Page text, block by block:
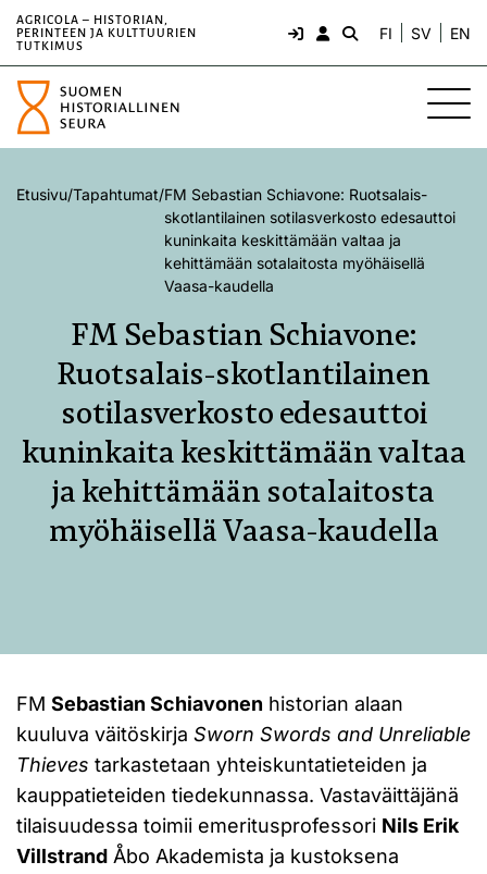
AGRICOLA – HISTORIAN,
PERINTEEN JA KULTTUURIEN
TUTKIMUS
FI SV EN
Etusivu/Tapahtumat/FM Sebastian Schiavone: Ruotsalais-​
skotlantilainen sotilasverkosto edesauttoi
kuninkaita keskittämään valtaa ja
kehittämään sotalaitosta myöhäisellä
Vaasa-​kaudella
FM Sebastian Schiavone:
Ruotsalais-​skotlantilainen
sotilasverkosto edesauttoi
kuninkaita keskittämään valtaa
ja kehittämään sotalaitosta
myöhäisellä Vaasa-​kaudella
FM Sebastian Schiavonen historian alaan
kuuluva väitöskirja Sworn Swords and Unreliable
Thieves tarkastetaan yhteiskuntatieteiden ja
kauppatieteiden tiedekunnassa. Vastaväittäjänä
tilaisuudessa toimii emeritusprofessori Nils Erik
Villstrand Åbo Akademista ja kustoksena